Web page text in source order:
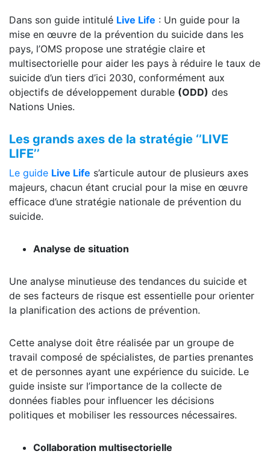
Dans son guide intitulé Live Life : Un guide pour la
mise en œuvre de la prévention du suicide dans les
pays, l’OMS propose une stratégie claire et
multisectorielle pour aider les pays à réduire le taux de
suicide d’un tiers d’ici 2030, conformément aux
objectifs de développement durable (ODD) des
Nations Unies.
Les grands axes de la stratégie ‘’LIVE
LIFE’’
Le guide Live Life s’articule autour de plusieurs axes
majeurs, chacun étant crucial pour la mise en œuvre
efficace d’une stratégie nationale de prévention du
suicide.
Analyse de situation
Une analyse minutieuse des tendances du suicide et
de ses facteurs de risque est essentielle pour orienter
la planification des actions de prévention.
Cette analyse doit être réalisée par un groupe de
travail composé de spécialistes, de parties prenantes
et de personnes ayant une expérience du suicide. Le
guide insiste sur l’importance de la collecte de
données fiables pour influencer les décisions
politiques et mobiliser les ressources nécessaires.
Collaboration multisectorielle